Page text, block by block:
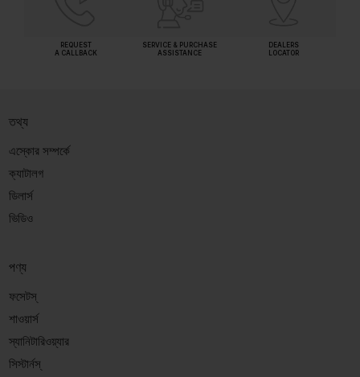
REQUEST
A CALLBACK
SERVICE & PURCHASE
ASSISTANCE
DEALERS
LOCATOR
তথ্য
এস্কোর সম্পর্কে
ক্যাটালগ
ডিলার্স
ভিডিও
পণ্য
ফসেটস্
শাওয়ার্স
স্যানিটারিওয়্যার
সিস্টার্নস্